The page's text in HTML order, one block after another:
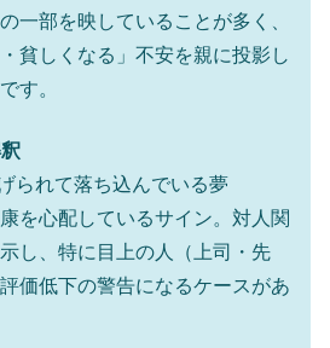
一部を映していることが多く、
貧しくなる」不安を親に投影し
す。
られて落ち込んでいる夢
を心配しているサイン。対人関
し、特に目上の人（上司・先
価低下の警告になるケースがあ